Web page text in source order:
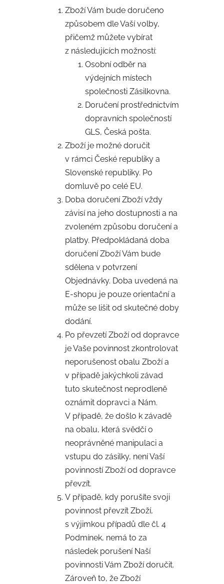
Zboží Vám bude doručeno
způsobem dle Vaší volby,
přičemž můžete vybírat
z následujících možností:
Osobní odběr na
výdejních místech
společnosti Zásilkovna.
Doručení prostřednictvím
dopravních společností
GLS, Česká pošta.
Zboží je možné doručit
v rámci České republiky a
Slovenské republiky. Po
domluvě po celé EU.
Doba doručení Zboží vždy
závisí na jeho dostupnosti a na
zvoleném způsobu doručení a
platby. Předpokládaná doba
doručení Zboží Vám bude
sdělena v potvrzení
Objednávky. Doba uvedená na
E-shopu je pouze orientační a
může se lišit od skutečné doby
dodání.
Po převzetí Zboží od dopravce
je Vaše povinnost zkontrolovat
neporušenost obalu Zboží a
v případě jakýchkoli závad
tuto skutečnost neprodleně
oznámit dopravci a Nám.
V případě, že došlo k závadě
na obalu, která svědčí o
neoprávněné manipulaci a
vstupu do zásilky, není Vaší
povinností Zboží od dopravce
převzít.
V případě, kdy porušíte svoji
povinnost převzít Zboží,
s výjimkou případů dle čl. 4
Podmínek, nemá to za
následek porušení Naší
povinnosti Vám Zboží doručit.
Zároveň to, že Zboží